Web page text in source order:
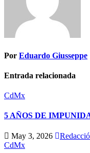
Por Eduardo Giusseppe
Entrada relacionada
CdMx
5 AÑOS DE
May 3, 2026
CdMx